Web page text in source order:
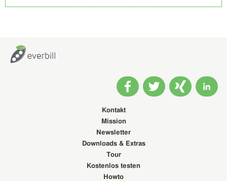
Kontakt
Mission
Newsletter
Downloads & Extras
Tour
Kostenlos testen
Howto